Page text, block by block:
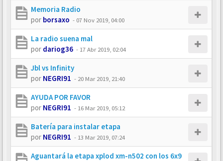
Memoria Radio
por borsaxo - 07 Nov 2019, 04:00
La radio suena mal
por dariog36 - 17 Abr 2019, 02:04
Jbl vs Infinity
por NEGRI91 - 20 Mar 2019, 21:40
AYUDA POR FAVOR
por NEGRI91 - 16 Mar 2019, 05:12
Batería para instalar etapa
por NEGRI91 - 13 Mar 2019, 07:24
Aguantará la etapa xplod xm-n502 con los 6x9